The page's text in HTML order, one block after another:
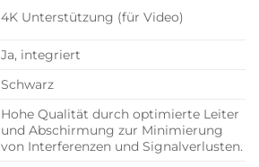
4K Unterstützung (für Video)
Ja, integriert
Schwarz
Hohe Qualität durch optimierte Leiter
und Abschirmung zur Minimierung
von Interferenzen und Signalverlusten.